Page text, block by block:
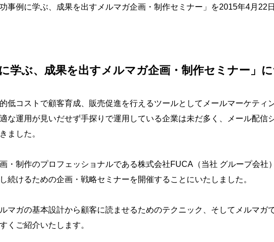
事例に学ぶ、成果を出すメルマガ企画・制作セミナー」を2015年4月22
に学ぶ、成果を出すメルマガ企画・制作セミナー」
低コストで顧客育成、販売促進を行えるツールとしてメールマーケティ
な運用が見いだせず手探りで運用している企業は未だ多く、メール配信
ました。
・制作のプロフェッショナルである株式会社FUCA（当社 グループ会社
続けるための企画・戦略セミナーを開催することにいたしました。
マガの基本設計から顧客に読ませるためのテクニック、そしてメルマガ
くご紹介いたします。